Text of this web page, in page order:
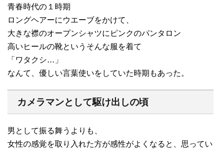
青春時代の１時期
ロングヘアーにウエーブをかけて、
大きな襟のオープンシャツにピンクのパンタロン
高いヒールの靴というそんな服を着て
「ワタクシ…」
なんて、優しい言葉使いをしていた時期もあった。
カメラマンとして駆け出しの頃
男として振る舞うよりも、
女性の感覚を取り入れた方が感性がよくなると、思ってい